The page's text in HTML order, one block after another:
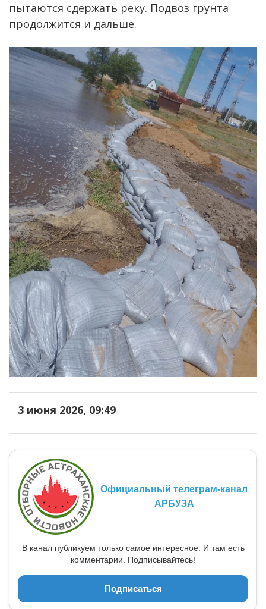
пытаются сдержать реку. Подвоз грунта
продолжится и дальше.
3 июня 2026, 09:49
Официальный телеграм-канал
АРБУЗА
В канал публикуем только самое интересное. И там есть
комментарии. Подписывайтесь!
Подписаться